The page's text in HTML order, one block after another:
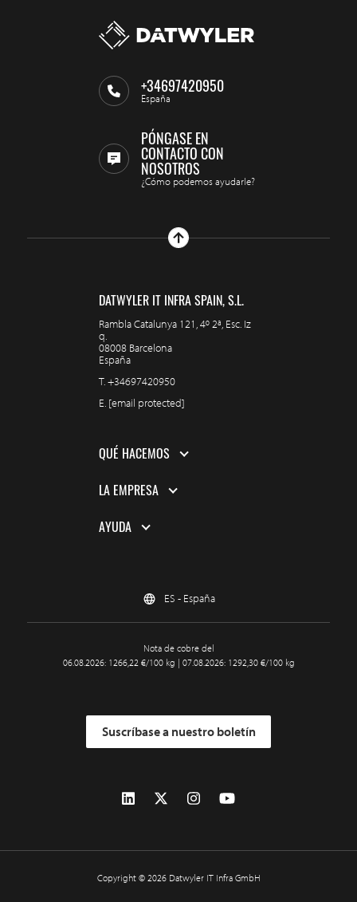
+34697420950
España
PÓNGASE EN
CONTACTO CON
NOSOTROS
¿Cómo podemos ayudarle?
DATWYLER IT INFRA SPAIN, S.L.
Rambla Catalunya 121, 4º 2ª, Esc. Iz
q.
08008 Barcelona
España
T.+34697420950
E. [email protected]
QUÉ HACEMOS
LA EMPRESA
AYUDA
ES - España
Nota de cobre del
06.08.2026: 1266,22 €/100 kg | 07.08.2026: 1292,30 €/100 kg
Suscríbase a nuestro boletín
Copyright © 2026 Datwyler IT Infra GmbH